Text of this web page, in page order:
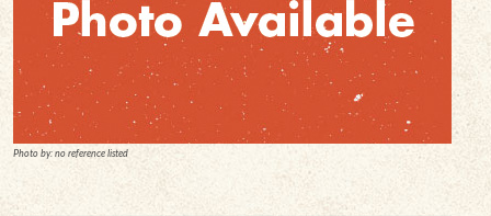
Photo by: no reference listed